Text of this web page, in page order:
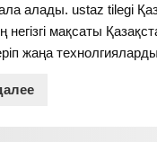
алады. ustaz tilegi
негізгі мақсаты
жаңа